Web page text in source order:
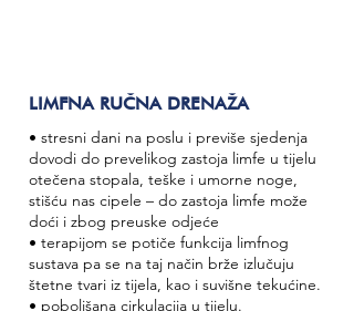
LIMFNA RUČNA DRENAŽA
• stresni dani na poslu i previše sjedenja
dovodi do prevelikog zastoja limfe u tijelu
otečena stopala, teške i umorne noge,
stišću nas cipele – do zastoja limfe može
doći i zbog preuske odjeće
• terapijom se potiče funkcija limfnog
sustava pa se na taj način brže izlučuju
štetne tvari iz tijela, kao i suvišne tekućine.
• poboljšana cirkulacija u tijelu.